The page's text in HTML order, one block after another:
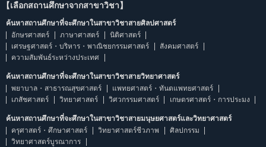
【เลือกสถานศึกษาจากสาขาวิชา】
ค้นหาสถานศึกษาที่จะศึกษาในสาขาวิชาสายศิลปศาสตร์
อักษรศาสตร์
ภาษาศาสตร์
นิติศาสตร์
เศรษฐศาสตร์・บริหาร・พาณิชยกรรมศาสตร์
สังคมศาสตร์
ความสัมพันธ์ระหว่างประเทศ
ค้นหาสถานศึกษาที่จะศึกษาในสาขาวิชาสายวิทยาศาสตร์
พยาบาล・สาธารณสุขศาสตร์
แพทยศาสตร์・ทันตแพทยศาสตร์
เภสัชศาสตร์
วิทยาศาสตร์ วิศวกรรมศาสตร์ เกษตรศาสตร์・การประมง
ค้นหาสถานศึกษาที่จะศึกษาในสาขาวิชาสายมนุษยศาสตร์และวิทยาศาสตร์
ครุศาสตร์・ศึกษาศาสตร์
วิทยาศาสตร์ชีวภาพ
ศิลปกรรม
วิทยาศาสตร์บูรณาการ